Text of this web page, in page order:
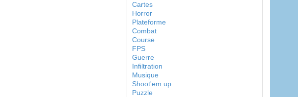
Cartes
Horror
Plateforme
Combat
Course
FPS
Guerre
Infiltration
Musique
Shoot'em up
Puzzle